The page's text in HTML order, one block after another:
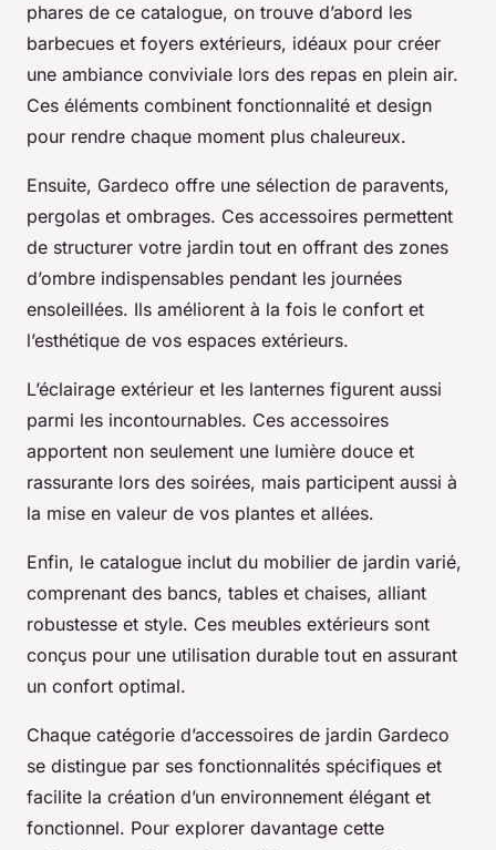
phares de ce catalogue, on trouve d’abord les
barbecues et foyers extérieurs, idéaux pour créer
une ambiance conviviale lors des repas en plein air.
Ces éléments combinent fonctionnalité et design
pour rendre chaque moment plus chaleureux.
Ensuite, Gardeco offre une sélection de paravents,
pergolas et ombrages. Ces accessoires permettent
de structurer votre jardin tout en offrant des zones
d’ombre indispensables pendant les journées
ensoleillées. Ils améliorent à la fois le confort et
l’esthétique de vos espaces extérieurs.
L’éclairage extérieur et les lanternes figurent aussi
parmi les incontournables. Ces accessoires
apportent non seulement une lumière douce et
rassurante lors des soirées, mais participent aussi à
la mise en valeur de vos plantes et allées.
Enfin, le catalogue inclut du mobilier de jardin varié,
comprenant des bancs, tables et chaises, alliant
robustesse et style. Ces meubles extérieurs sont
conçus pour une utilisation durable tout en assurant
un confort optimal.
Chaque catégorie d’accessoires de jardin Gardeco
se distingue par ses fonctionnalités spécifiques et
facilite la création d’un environnement élégant et
fonctionnel. Pour explorer davantage cette